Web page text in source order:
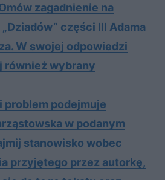
zagadnienie na
części III Adama
W swojej odpowiedzi
również wybrany
problem podejmuje
w podanym
stanowisko wobec
przyjętego przez autorkę,